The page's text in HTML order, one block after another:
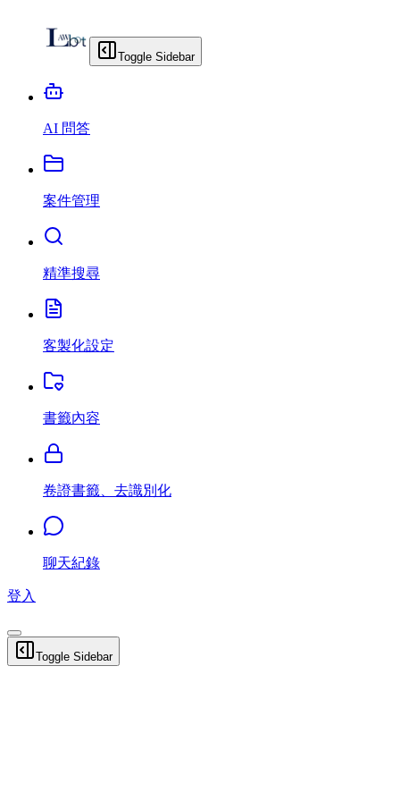
Toggle Sidebar
AI 問答
案件管理
精準搜尋
客製化設定
書籤內容
卷證書籤、去識別化
聊天紀錄
登入
Toggle Sidebar